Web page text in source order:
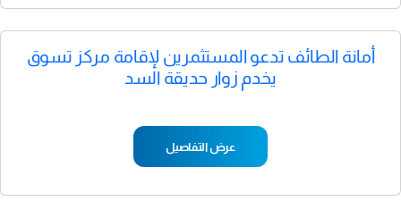
أمانة الطائف تدعو المستثمرين لإقامة مركز تسوق
يخدم زوار حديقة السد
عرض التفاصيل